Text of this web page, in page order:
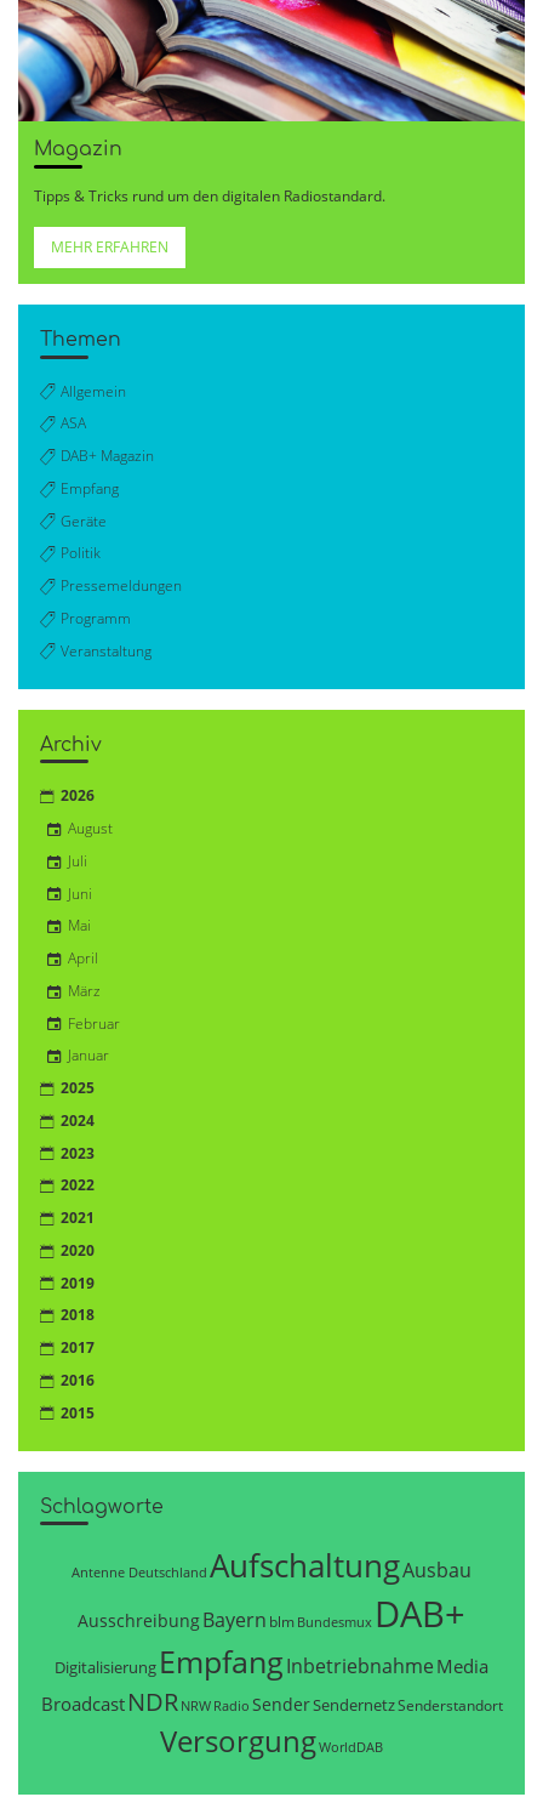
Magazin
Tipps & Tricks rund um den digitalen Radiostandard.
MEHR ERFAHREN
Themen
Allgemein
ASA
DAB+ Magazin
Empfang
Geräte
Politik
Pressemeldungen
Programm
Veranstaltung
Archiv
2026
August
Juli
Juni
Mai
April
März
Februar
Januar
2025
2024
2023
2022
2021
2020
2019
2018
2017
2016
2015
Schlagworte
Antenne Deutschland AufschaltungAusbau
AusschreibungBayern blm Bundesmux DAB+
Digitalisierung EmpfangInbetriebnahme Media
Broadcast NDR NRW Radio SenderSendernetzSenderstandort
VersorgungWorldDAB